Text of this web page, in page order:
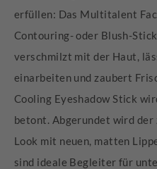
erfüllen: Das Multitalent
Contouring- oder Blush-
verschmilzt mit der Haut,
einarbeiten und zaubert
Cooling Eyeshadow Stick
betont. Abgerundet wird
Look mit neuen, matten
sind ideale Begleiter für